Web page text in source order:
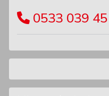
0533 039